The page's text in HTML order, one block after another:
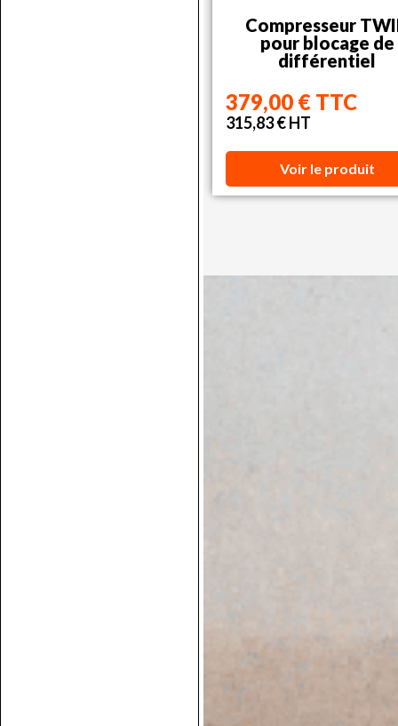
Compresseur
pour blocage de
différentiel
379,00 € TTC
315,83 € HT
Voir le produit